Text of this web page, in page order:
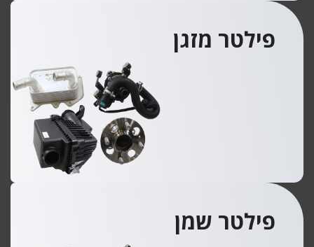
פילטר מזגן
פילטר שמן